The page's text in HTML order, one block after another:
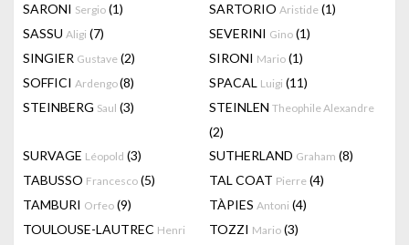
SARONI Sergio (1) SARTORIO Aristide (1)
SASSU Aligi (7) SEVERINI Gino (1)
SINGIER Gustave (2) SIRONI Mario (1)
SOFFICI Ardengo(8) SPACAL Luigi (11)
STEINBERG Saul (3) STEINLEN Theophile Alexandre
(2)
SURVAGE Léopold (3) SUTHERLAND Graham (8)
TABUSSO Francesco (5) TAL COAT Pierre (4)
TAMBURI Orfeo (9) TÀPIES Antoni (4)
TOULOUSE-LAUTREC Henri
TOZZI Mario (3)